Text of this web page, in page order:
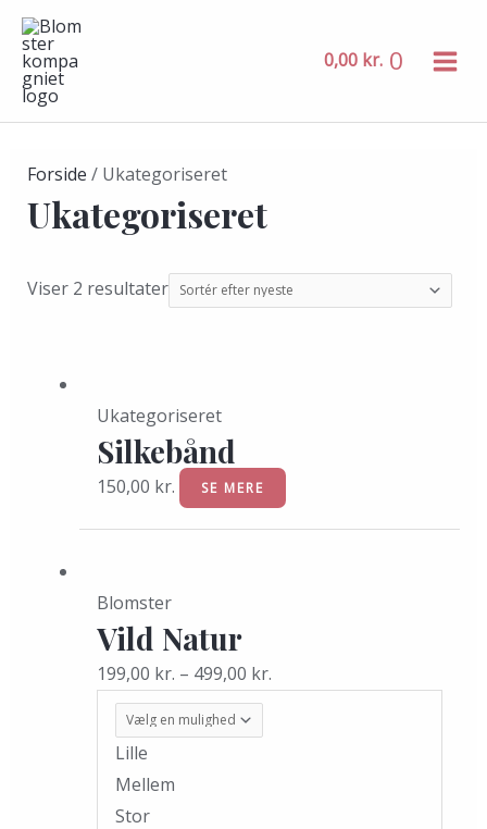
indholdet
0,00 kr. 0
Forside / Ukategoriseret
Ukategoriseret
Viser 2 resultater
Ukategoriseret
Silkebånd
150,00 kr. SE MERE
Blomster
Vild Natur
199,00 kr. – 499,00 kr.
Lille
Mellem
Stor
flere
varianter.
Mulighederne
kan